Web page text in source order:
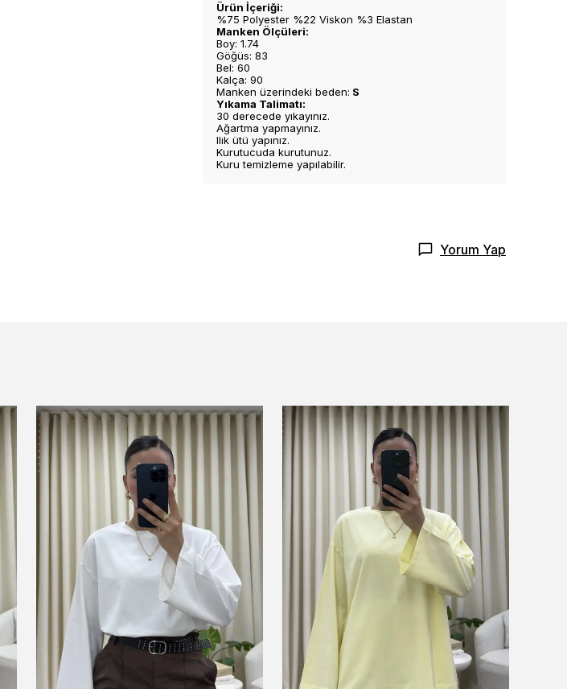
Ürün İçeriği:
%75 Polyester %22 Viskon %3 Elastan
Manken Ölçüleri:
Boy: 1.74
Göğüs: 83
Bel: 60
Kalça: 90
Manken üzerindeki beden: S
Yıkama Talimatı:
30 derecede yıkayınız.
Ağartma yapmayınız.
Ilık ütü yapınız.
Kurutucuda kurutunuz.
Kuru temizleme yapılabilir.
Yorum Yap